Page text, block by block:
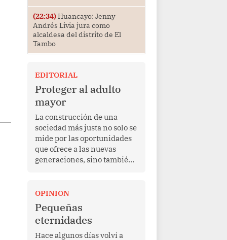
(22:34)Huancayo: Jenny
Andrés Livia jura como
alcaldesa del distrito de El
Tambo
EDITORIAL
Proteger al adulto
mayor
La construcción de una
sociedad más justa no solo se
mide por las oportunidades
que ofrece a las nuevas
generaciones, sino también
de una vida de esfuerzo y
trabajo, afrontan la vejez en
condiciones de
vulnerabilidad. El anuncio
formulado por la presidenta
OPINION
Pequeñas
eternidades
Hace algunos días volví a